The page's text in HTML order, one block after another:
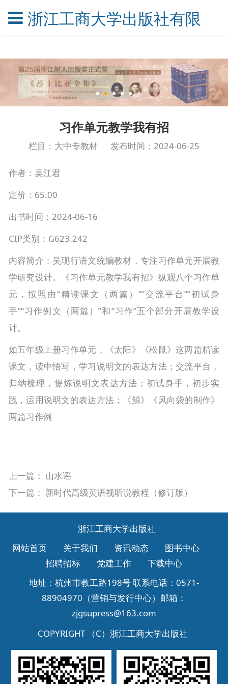
浙江工商大学出版社有限公
习作单元教学我有招
栏目：大中专教材 发布时间：2024-06-25
作者：吴江君
定价：65.00
出书时间：2024-06-16
CIP类别：G623.242
内容简介：吴现行语文统编教材，专注习作单元开展教
学研究设计。《习作单元教学我有招》纵观八个习作单
元，按照由“精读课文（两篇）”“交流平台”“初试身
手”“习作例文（两篇）”和“习作”五个部分开展教学设
计。
如五年级上册习作单元，《太阳》《松鼠》这两篇精读
课文，读中悟写，学习说明文的表达方法；交流平台，
归纳梳理，提炼说明文表达方法；初试身手，初步实
践，运用说明文的表达方法；《鲸》《风向袋的制作》
两篇习作例
上一篇： 山水谣
下一篇： 新时代高级英语视听说教程（修订版）
浙江工商大学出版社
网站首页
关于我们 资讯动态
图书中心
招聘招标
党建工作
下载中心
地址：杭州市教工路198号 联系电话：0571-
88904970（营销与发行中心）邮箱：
zjgsupress@163.com
COPYRIGHT （C）浙江工商大学出版社